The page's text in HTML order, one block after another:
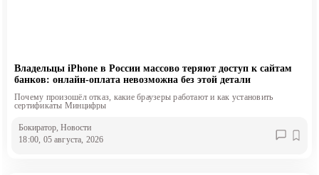
Владельцы iPhone в России массово теряют доступ к сайтам
банков: онлайн-оплата невозможна без этой детали
Почему произошёл отказ, какие браузеры работают и как установить
сертификаты Минцифры
Бокиратор, Новости
18:00, 05 августа, 2026